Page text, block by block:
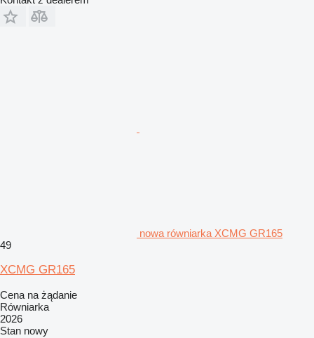
nowa równiarka XCMG GR165
49
XCMG GR165
Cena na żądanie
Równiarka
2026
Stan nowy